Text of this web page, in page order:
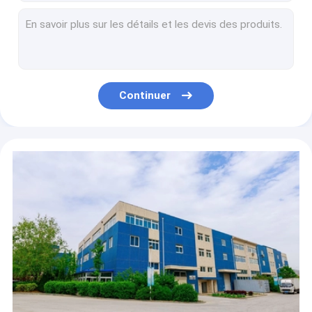
Filtre de café naturel de cône de Brown
Filtre de café créatif brassé par main de panier de tasse de café 185x50 millimètre
Pâte de bois non blanchie portative de panier de 5 de tasse filtres de café
Type commercial filtres de cuvette de machine de café du meilleur de café panier de papier de filtres de café de cafec
Continuer